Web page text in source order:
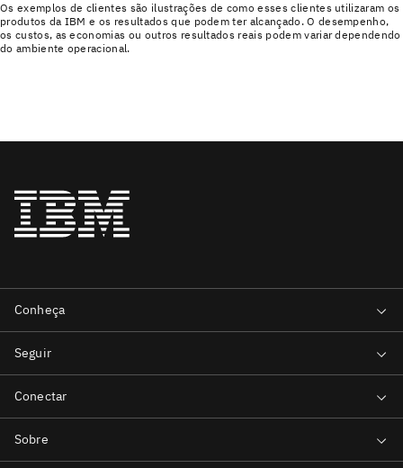
Os exemplos de clientes são ilustrações de como esses clientes utilizaram os
produtos da IBM e os resultados que podem ter alcançado. O desempenho,
os custos, as economias ou outros resultados reais podem variar dependendo
do ambiente operacional.